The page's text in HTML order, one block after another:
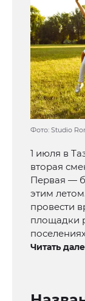
Фото: Studio
1 июля в
вторая
Первая —
этим
провести
площадки
Читать